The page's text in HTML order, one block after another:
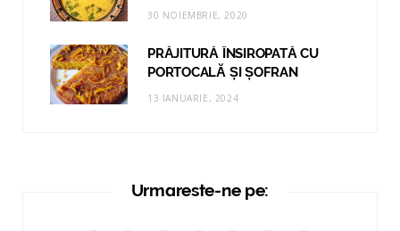
30 NOIEMBRIE, 2020
PRĂJITURĂ ÎNSIROPATĂ CU
PORTOCALĂ ȘI ȘOFRAN
13 IANUARIE, 2024
Urmareste-ne pe: